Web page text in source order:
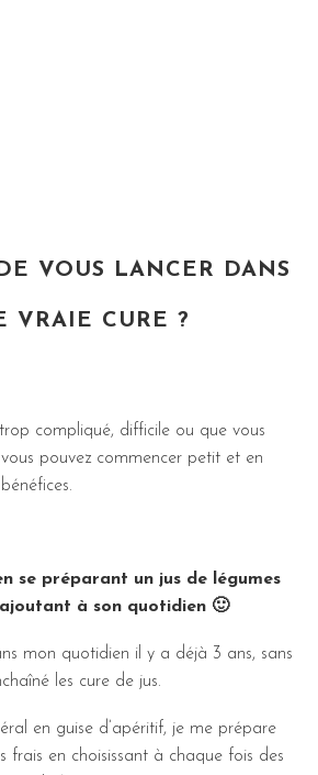
VOUS LANCER DANS
VRAIE CURE ?
compliqué, difficile ou que vous
vous pouvez commencer petit et en
se préparant un jus de légumes
à son quotidien 🙂
mon quotidien il y a déjà 3 ans, sans
les cure de jus.
en guise d’apéritif, je me prépare
frais en choisissant à chaque fois des